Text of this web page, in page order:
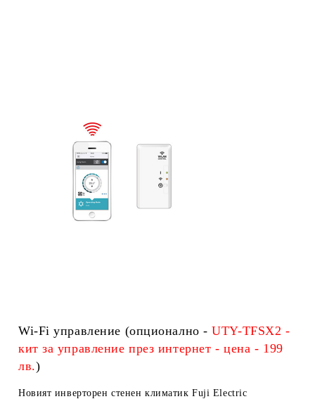
Wi-Fi управление (опционално -UTY-TFSX2 -
кит за управление през интернет - цена - 199
лв.)
Новият инверторен стенен климатик Fuji Electric